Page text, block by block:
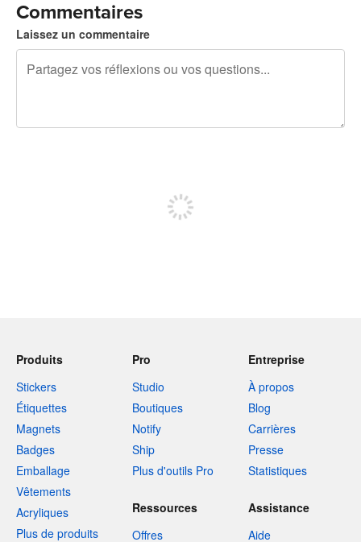
Commentaires
Laissez un commentaire
Produits
Stickers
Étiquettes
Magnets
Badges
Emballage
Vêtements
Acryliques
Plus de produits
Pro
Studio
Boutiques
Notify
Ship
Plus d'outils Pro
Entreprise
À propos
Blog
Carrières
Presse
Statistiques
Ressources
Offres
Assistance
Aide